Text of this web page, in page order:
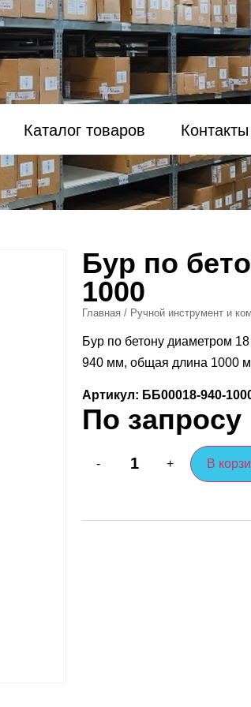
Каталог товаров Контакты
Бур по
1000
Главная / Ручной инструмент и
Бур по бетону диаметром
940 мм, общая длина 1000
Артикул: ББ00018-940-
По запросу
- + В